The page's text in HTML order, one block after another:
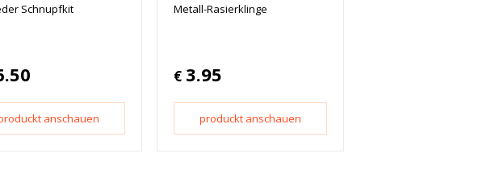
Schnupfkit
anschauen
Metall-Rasierklinge
€ 3.95
produckt anschauen